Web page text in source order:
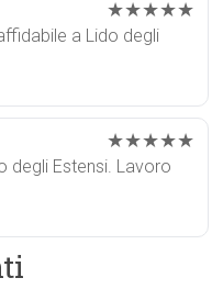
★★★★★
a Lido degli
★★★★★
degli Estensi. Lavoro